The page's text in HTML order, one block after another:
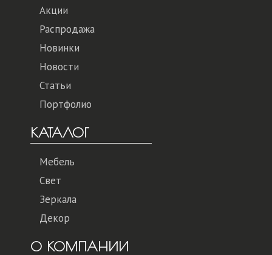
Акции
Распродажа
Новинки
Новости
Статьи
Портфолио
КАТАЛОГ
Мебель
Свет
Зеркала
Декор
О КОМПАНИИ